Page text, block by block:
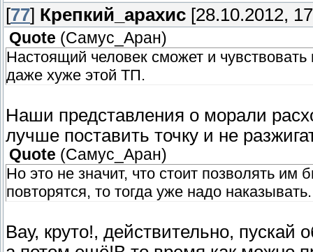
[77] Крепкий_арахис [28.10.2012,
Quote (Самус_Аран)
Настоящий человек сможет и
даже хуже этой ТП.
Наши представления о морали
лучше поставить точку и не
Quote (Самус_Аран)
Но это не значит, что стоит позволять
повторятся, то тогда уже надо наказывать.
Вау, круто!, действительно, пускай